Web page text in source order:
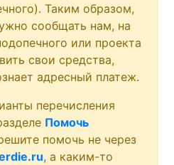
Таким образом,
сообщать нам, на
или проекта
свои средства,
адресный платеж.
перечисления
Помочь
помочь не через
, а каким-то